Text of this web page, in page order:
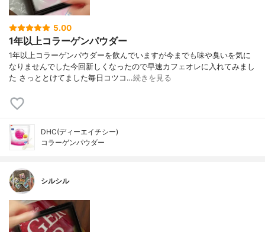
5.00
1年以上コラーゲンパウダー
1年以上コラーゲンパウダーを飲んでいますが今までも味や臭いを気に
なりませんでした今回新しくなったので早速カフェオレに入れてみまし
た さっととけてました毎日コツコ…続きを見る
DHC(ディーエイチシー)
コラーゲンパウダー
シルシル